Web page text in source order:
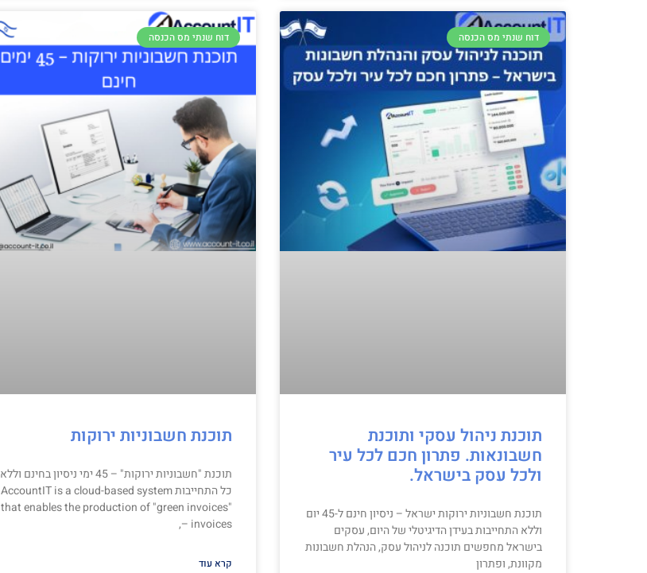
דוח שנתי מס הכנסה
תוכנת ניהול עסקי ותוכנת
חשבונאות. פתרון חכם לכל עיר
ולכל עסק בישראל.
תוכנת חשבוניות ירוקות ישראל – ניסיון חינם ל-45 יום
וללא התחייבות בעידן הדיגיטלי של היום, עסקים
בישראל מחפשים תוכנה לניהול עסק, הנהלת חשבונות
מקוונת, ופתרון
דוח שנתי מס הכנסה
תוכנת חשבוניות ירוקות
תוכנת "חשבוניות ירוקות" – 45 ימי ניסיון בחינם וללא
כל התחייבות AccountIT is a cloud-based system
that enables the production of "green invoices"
– invoices,
קרא עוד